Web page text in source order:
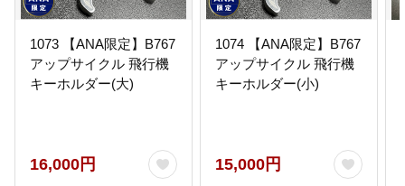
09
基盤整備に関すること
1073 【ANA限定】B767
アップサイクル 飛行機
キーホルダー(大)
16,000円
1074 【ANA限定】B767
アップサイクル 飛行機
キーホルダー(小)
15,000円